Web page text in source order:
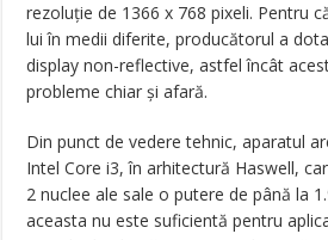
rezoluţie de 1366 x 768 pixeli. Pentru
lui în medii diferite, producătorul a
display non-reflective, astfel încât
probleme chiar şi afară.
Din punct de vedere tehnic, aparatul
Intel Core i3, în arhitectură Haswell,
2 nuclee ale sale o putere de până la
aceasta nu este suficientă pentru